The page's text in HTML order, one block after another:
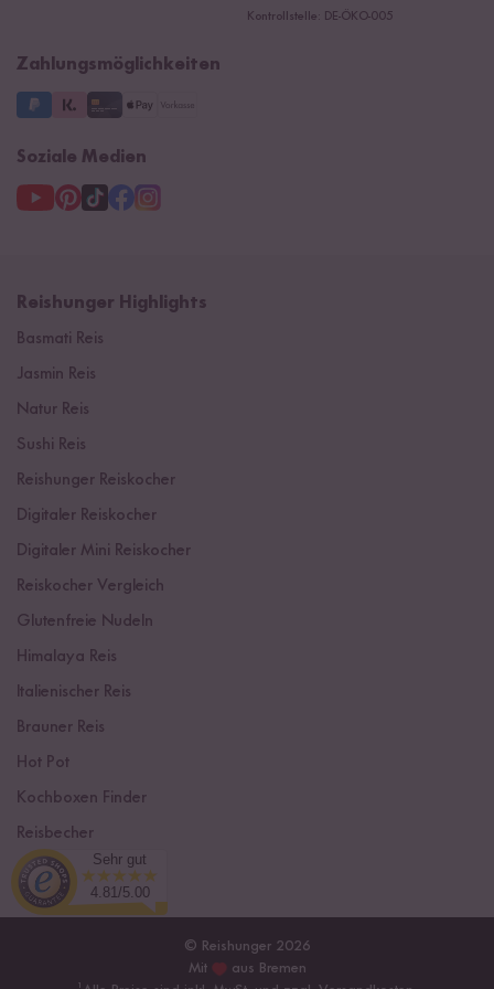
3 Jahre Garantie
Kontrollstelle: DE-ÖKO-005
Zahlungsmöglichkeiten
Soziale Medien
Reishunger Highlights
Basmati Reis
Jasmin Reis
Natur Reis
Sushi Reis
Reishunger Reiskocher
Digitaler Reiskocher
Digitaler Mini Reiskocher
Reiskocher Vergleich
Glutenfreie Nudeln
Himalaya Reis
Italienischer Reis
Brauner Reis
Hot Pot
Kochboxen Finder
Reisbecher
Sushi Einsteiger Box
© Reishunger 2026
Mit
aus Bremen
Sehr gut
4.81/5.00